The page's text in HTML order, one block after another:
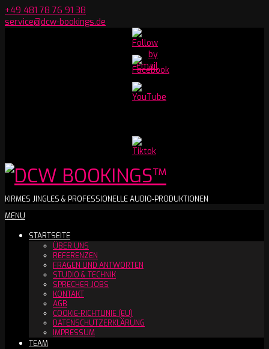
Skip
to
+49 481 78 76 91 38
service@dcw-bookings.de
Youtube
Channel
DCW
BOOKINGS™
KIRMES JINGLES & PROFESSIONELLE AUDIO-PRODUKTIONEN
Secondary
Menu
MENU
STARTSEITE
ÜBER UNS
REFERENZEN
FRAGEN UND ANTWORTEN
STUDIO & TECHNIK
SPRECHER JOBS
KONTAKT
AGB
COOKIE-RICHTLINIE (EU)
DATENSCHUTZERKLÄRUNG
IMPRESSUM
TEAM